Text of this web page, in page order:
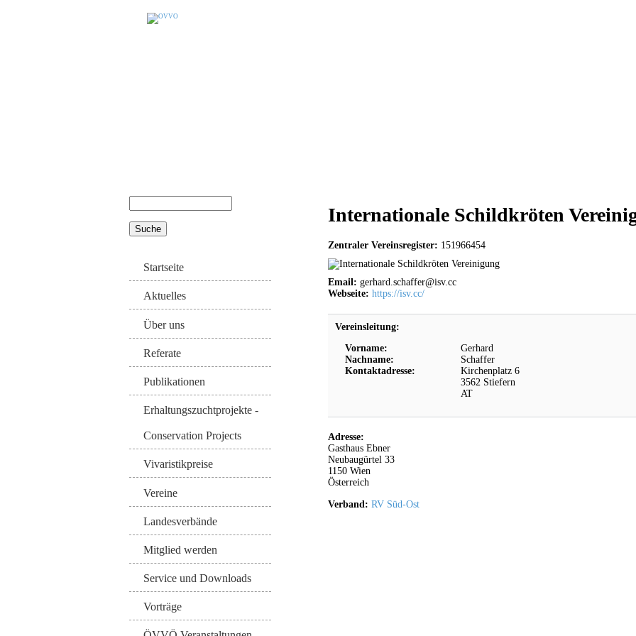
Suchformular
Startseite
Aktuelles
Über uns
Referate
Publikationen
Erhaltungszuchtprojekte -
Conservation Projects
Vivaristikpreise
Vereine
Landesverbände
Mitglied werden
Service und Downloads
Vorträge
Internationale Schildkröten
Zentraler Vereinsregister: 151966454
Email: gerhard.schaffer@isv.cc
Webseite: https://isv.cc/
Vereinsleitung:
Vorname:
Gerhard
Nachname:
Schaffer
Kontaktadresse:
Kirchenplatz 6
3562 Stiefern
AT
Adresse:
Gasthaus Ebner
Neubaugürtel 33
1150 Wien
Österreich
Verband: RV Süd-Ost